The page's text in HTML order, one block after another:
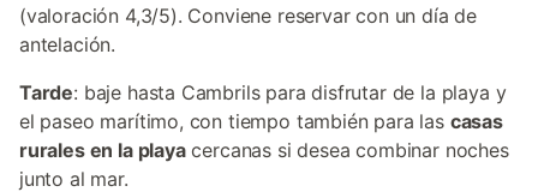
(valoración 4,3/5). Conviene reservar con un día de
antelación.
Tarde: baje hasta Cambrils para disfrutar de la playa y
el paseo marítimo, con tiempo también para las casas
rurales en la playacercanas si desea combinar noches
junto al mar.